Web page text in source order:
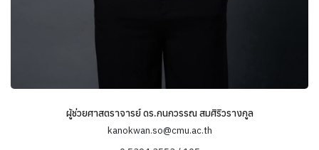
ผู้ช่วยศาสตราจารย์ ดร.กนกวรรณ สมศิริวรางกูล
kanokwan.so@cmu.ac.th